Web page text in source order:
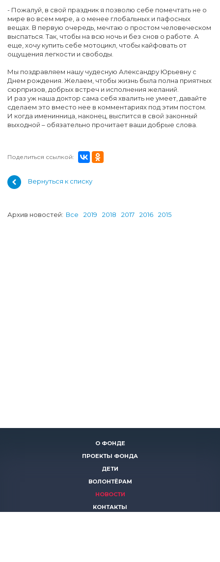
- Пожалуй, в свой праздник я позволю себе помечтать не о
мире во всем мире, а о менее глобальных и пафосных
вещах. В первую очередь, мечтаю о простом человеческом
выспаться. Так, чтобы на всю ночь и без снов о работе. А
еще, хочу купить себе мотоцикл, чтобы кайфовать от
ощущения легкости и свободы.
Мы поздравляем нашу чудесную Александру Юрьевну с
Днем рождения. Желаем, чтобы жизнь была полна приятных
сюрпризов, добрых встреч и исполнения желаний.
И раз уж наша доктор сама себя хвалить не умеет, давайте
сделаем это вместо нее в комментариях под этим постом.
И когда именинница, наконец, выспится в свой законный
выходной – обязательно прочитает ваши добрые слова.
Поделиться ссылкой:
Вернуться к списку
Архив новостей: Все 2019 2018 2017 2016 2015
О ФОНДЕ
ПРОЕКТЫ ФОНДА
ДЕТИ
ВОЛОНТЁРАМ
НОВОСТИ
КОНТАКТЫ